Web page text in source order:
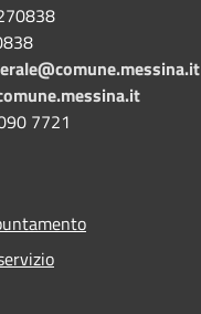
messina.it
7721